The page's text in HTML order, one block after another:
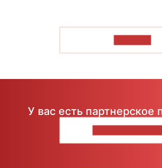
У вас есть партнерское